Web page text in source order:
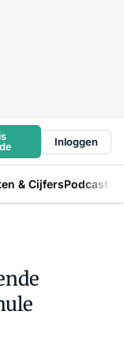
Inloggen
& CijfersPodcast